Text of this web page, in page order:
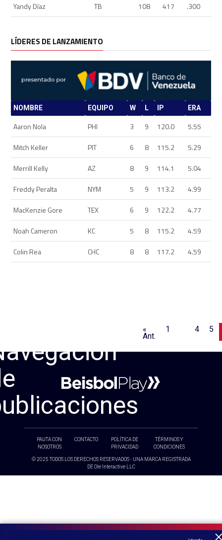
Yandy Díaz
TB 108 417 .300
LÍDERES DE LANZAMIENTO
NOMBRE EQUIPO W L IP ERA
Aaron Nola PHI 3 9 120.0
5.55
Mitch Keller
PIT 6 8 115.2
5.29
Merrill Kelly
AZ 8 9 114.1
5.04
Freddy Peralta
NYM 5 9 113.2
4.99
MacKenzie Gore
TEX 6 9 122.2
4.77
Noah Cameron
KC 5 8 115.2
4.59
Colin Rea
CHC 8 8 117.2 4.59
«
Ant.
1 4 5
PAUTA CON
NOSOTROS
CONTACTO
POLÍTICA DE
PRIVACIDAD
TÉRMINOS Y
CONDICIONES
© 2025 TODOS LOS DERECHOS RESERVADOS - UNA MARCA REGISTRADA
DE Ole Interactive LLC